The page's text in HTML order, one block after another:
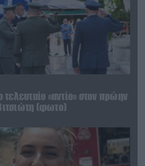
«αντίο» στον πρώην
(φωτο)